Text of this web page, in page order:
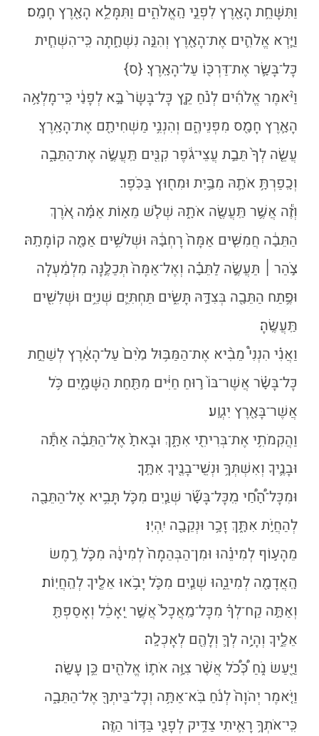
וַתִּשָּׁחֵ֥ת הָאָ֖רֶץ לִפְנֵ֣י הָֽאֱלֹהִ֑ים וַתִּמָּלֵ֥א הָאָ֖רֶץ חָמָֽס׃
וַיַּ֧רְא אֱלֹהִ֛ים אֶת־הָאָ֖רֶץ וְהִנֵּ֣ה נִשְׁחָ֑תָה כִּֽי־הִשְׁחִ֧ית
כׇּל־בָּשָׂ֛ר אֶת־דַּרְכּ֖וֹ עַל־הָאָֽרֶץ׃ {ס}
וַיֹּ֨אמֶר אֱלֹהִ֜ים לְנֹ֗חַ קֵ֤ץ כׇּל־בָּשָׂר֙ בָּ֣א לְפָנַ֔י כִּֽי־מָלְאָ֥ה
הָאָ֛רֶץ חָמָ֖ס מִפְּנֵיהֶ֑ם וְהִנְנִ֥י מַשְׁחִיתָ֖ם אֶת־הָאָֽרֶץ׃
עֲשֵׂ֤ה לְךָ֙ תֵּבַ֣ת עֲצֵי־גֹ֔פֶר קִנִּ֖ים תַּֽעֲשֶׂ֣ה אֶת־הַתֵּבָ֑ה
וְכָֽפַרְתָּ֥ אֹתָ֛הּ מִבַּ֥יִת וּמִח֖וּץ בַּכֹּֽפֶר׃
וְזֶ֕ה אֲשֶׁ֥ר תַּֽעֲשֶׂ֖ה אֹתָ֑הּ שְׁלֹ֧שׁ מֵא֣וֹת אַמָּ֗ה אֹ֚רֶךְ
הַתֵּבָ֔ה חֲמִשִּׁ֤ים אַמָּה֙ רׇחְבָּ֔הּ וּשְׁלֹשִׁ֥ים אַמָּ֖ה קוֹמָתָֽהּ׃
צֹ֣הַר
תַּעֲשֶׂ֣ה לַתֵּבָ֗ה וְאֶל־אַמָּה֙ תְּכַלֶּ֣נָּה מִלְמַ֔עְלָה
וּפֶ֥תַח הַתֵּבָ֖ה בְּצִדָּ֣הּ תָּשִׂ֑ים תַּחְתִּיִּ֛ם שְׁנִיִּ֥ם וּשְׁלִשִׁ֖ים
תַּֽעֲשֶֽׂהָ׃
וַאֲנִ֗י הִנְנִי֩ מֵבִ֨יא אֶת־הַמַּבּ֥וּל מַ֙יִם֙ עַל־הָאָ֔רֶץ לְשַׁחֵ֣ת
כׇּל־בָּשָׂ֗ר אֲשֶׁר־בּוֹ֙ ר֣וּחַ חַיִּ֔ים מִתַּ֖חַת הַשָּׁמָ֑יִם כֹּ֥ל
אֲשֶׁר־בָּאָ֖רֶץ יִגְוָֽע׃
וַהֲקִמֹתִ֥י אֶת־בְּרִיתִ֖י אִתָּ֑ךְ וּבָאתָ֙ אֶל־הַתֵּבָ֔ה אַתָּ֕ה
וּבָנֶ֛יךָ וְאִשְׁתְּךָ֥ וּנְשֵֽׁי־בָנֶ֖יךָ אִתָּֽךְ׃
וּמִכׇּל־הָ֠חַ֠י מִֽכׇּל־בָּשָׂ֞ר שְׁנַ֧יִם מִכֹּ֛ל תָּבִ֥יא אֶל־הַתֵּבָ֖ה
לְהַחֲיֹ֣ת אִתָּ֑ךְ זָכָ֥ר וּנְקֵבָ֖ה יִֽהְיֽוּ׃
מֵהָע֣וֹף לְמִינֵ֗הוּ וּמִן־הַבְּהֵמָה֙ לְמִינָ֔הּ מִכֹּ֛ל רֶ֥מֶשׂ
הָֽאֲדָמָ֖ה לְמִינֵ֑הוּ שְׁנַ֧יִם מִכֹּ֛ל יָבֹ֥אוּ אֵלֶ֖יךָ לְהַֽחֲיֽוֹת׃
וְאַתָּ֣ה קַח־לְךָ֗ מִכׇּל־מַֽאֲכָל֙ אֲשֶׁ֣ר יֵֽאָכֵ֔ל וְאָסַפְתָּ֖
אֵלֶ֑יךָ וְהָיָ֥ה לְךָ֛ וְלָהֶ֖ם לְאׇכְלָֽה׃
וַיַּ֖עַשׂ נֹ֑חַ כְּ֠כֹ֠ל אֲשֶׁ֨ר צִוָּ֥ה אֹת֛וֹ אֱלֹהִ֖ים כֵּ֥ן עָשָֽׂה׃
וַיֹּ֤אמֶר יְהֹוָה֙ לְנֹ֔חַ בֹּֽא־אַתָּ֥ה וְכׇל־בֵּיתְךָ֖ אֶל־הַתֵּבָ֑ה
כִּֽי־אֹתְךָ֥ רָאִ֛יתִי צַדִּ֥יק לְפָנַ֖י בַּדּ֥וֹר הַזֶּֽה׃